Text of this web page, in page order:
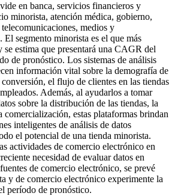
en banca, servicios financieros y
minorista, atención médica, gobierno,
medios y
segmento minorista es el que más
estima que presentará una CAGR del
de pronóstico. Los sistemas de análisis
información vital sobre la demografía de
conversión, el flujo de clientes en las tiendas
Además, al ayudarlos a tomar
sobre la distribución de las tiendas, la
comercialización, estas plataformas brindan
inteligentes de análisis de datos
el potencial de una tienda minorista.
actividades de comercio electrónico en
necesidad de evaluar datos en
de comercio electrónico, se prevé
y de comercio electrónico experimente la
período de pronóstico.